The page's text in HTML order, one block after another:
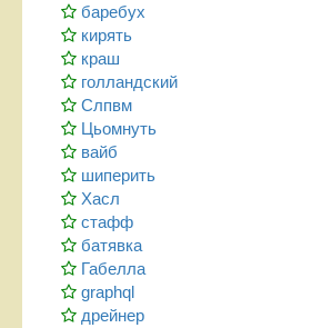
баребух
кирять
краш
голландский
Слпвм
Цьомнуть
вайб
шиперить
Хасл
стафф
батявка
Габелла
graphql
дрейнер